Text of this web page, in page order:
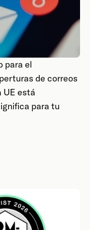
para el
de correos
UE está
para tu